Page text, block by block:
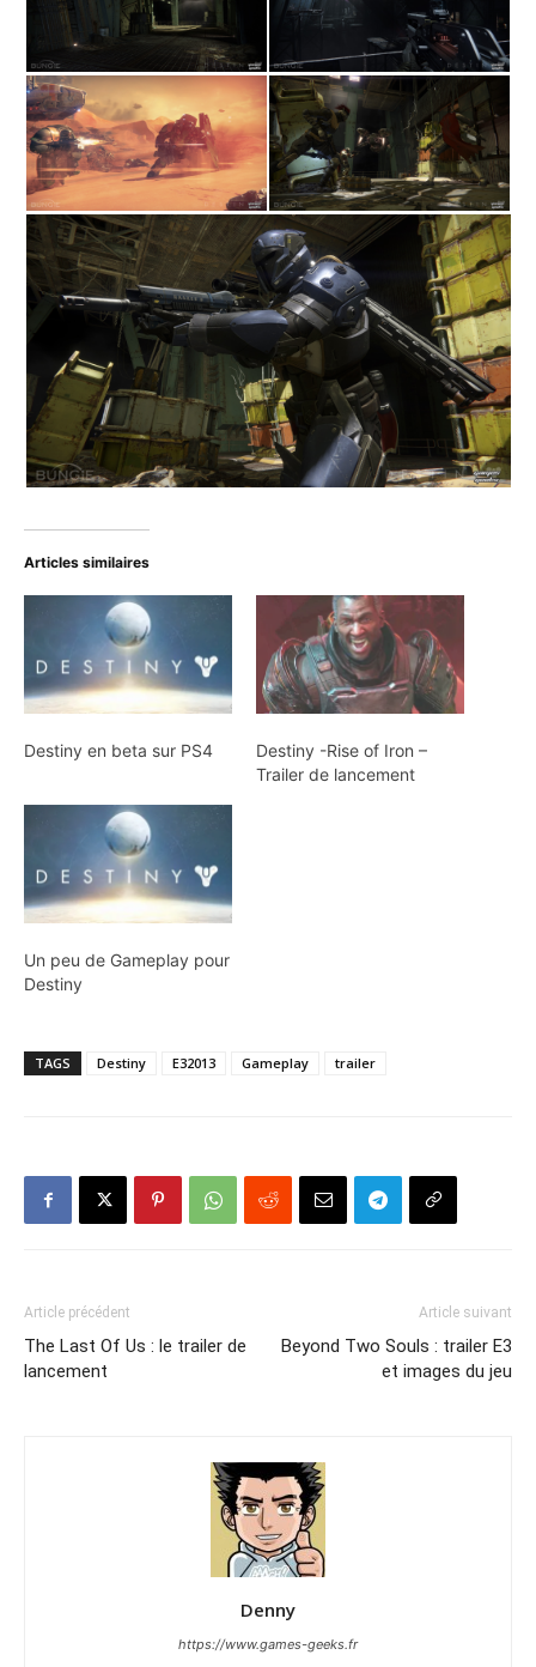
Articles similaires
Destiny en beta sur PS4
Destiny -Rise of Iron –
Trailer de lancement
Un peu de Gameplay pour
Destiny
TAGS Destiny E32013 Gameplay trailer
Article précédent
The Last Of Us : le trailer de
lancement
Article suivant
Beyond Two Souls : trailer E3
et images du jeu
Denny
https://www.games-geeks.fr